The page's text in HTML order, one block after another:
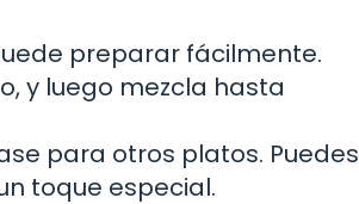
preparar fácilmente.
y luego mezcla hasta
para otros platos. Puedes
toque especial.